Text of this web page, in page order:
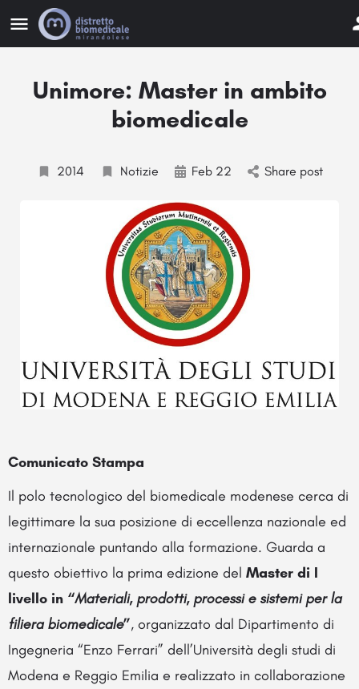
Unimore: Master in ambito
biomedicale
2014 Notizie Feb 22 Share post
Comunicato Stampa
Il polo tecnologico del biomedicale modenese cerca di
legittimare la sua posizione di eccellenza nazionale ed
internazionale puntando alla formazione. Guarda a
questo obiettivo la prima edizione del Master di I
livello in “Materiali, prodotti, processi e sistemi per la
filiera biomedicale”, organizzato dal Dipartimento di
Ingegneria “Enzo Ferrari” dell’Università degli studi di
Modena e Reggio Emilia e realizzato in collaborazione